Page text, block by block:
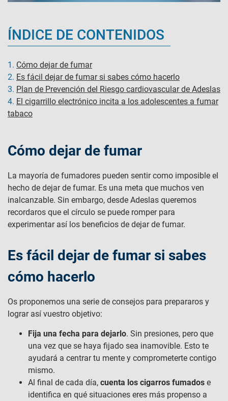
ÍNDICE DE CONTENIDOS
1. Cómo dejar de fumar
2. Es fácil dejar de fumar si sabes cómo hacerlo
3. Plan de Prevención del Riesgo cardiovascular de Adeslas
4. El cigarrillo electrónico incita a los adolescentes a fumar
tabaco
Cómo dejar de fumar
La mayoría de fumadores pueden sentir como imposible el
hecho de dejar de fumar. Es una meta que muchos ven
inalcanzable. Sin embargo, desde Adeslas queremos
recordaros que el círculo se puede romper para
experimentar así los beneficios de dejar de fumar.
Es fácil dejar de fumar si sabes
cómo hacerlo
Os proponemos una serie de consejos para prepararos y
lograr así vuestro objetivo:
Fija una fecha para dejarlo. Sin presiones, pero que
una vez que se haya fijado sea inamovible. Esto te
ayudará a centrar tu mente y comprometerte contigo
mismo.
Al final de cada día, cuenta los cigarros fumados e
identifica en qué situaciones eres más propenso a